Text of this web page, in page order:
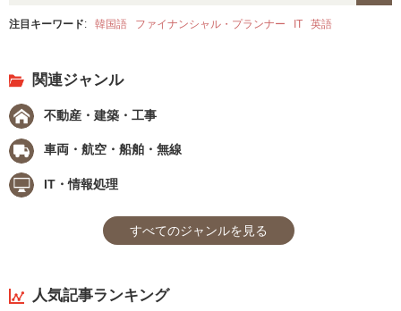
注目キーワード: 韓国語 ファイナンシャル・プランナー IT 英語
関連ジャンル
不動産・建築・工事
車両・航空・船舶・無線
IT・情報処理
すべてのジャンルを見る
人気記事ランキング